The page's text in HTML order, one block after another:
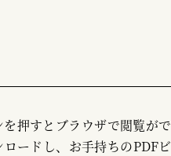
押すとブラウザで閲覧がで
ードし、お手持ちのPDFビ